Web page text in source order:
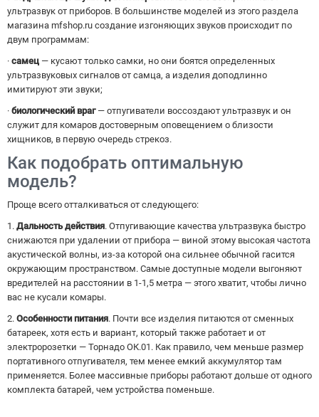
ультразвук от приборов. В большинстве моделей из этого раздела
магазина mfshop.ru создание изгоняющих звуков происходит по
двум программам:
· самец — кусают только самки, но они боятся определенных
ультразвуковых сигналов от самца, а изделия доподлинно
имитируют эти звуки;
· биологический враг— отпугиватели воссоздают ультразвук и он
служит для комаров достоверным оповещением о близости
хищников, в первую очередь стрекоз.
Как подобрать оптимальную
модель?
Проще всего отталкиваться от следующего:
1. Дальность действия. Отпугивающие качества ультразвука быстро
снижаются при удалении от прибора — виной этому высокая частота
акустической волны, из-за которой она сильнее обычной гасится
окружающим пространством. Самые доступные модели выгоняют
вредителей на расстоянии в 1-1,5 метра — этого хватит, чтобы лично
вас не кусали комары.
2. Особенности питания. Почти все изделия питаются от сменных
батареек, хотя есть и вариант, который также работает и от
электророзетки — Торнадо ОК.01. Как правило, чем меньше размер
портативного отпугивателя, тем менее емкий аккумулятор там
применяется. Более массивные приборы работают дольше от одного
комплекта батарей, чем устройства поменьше.